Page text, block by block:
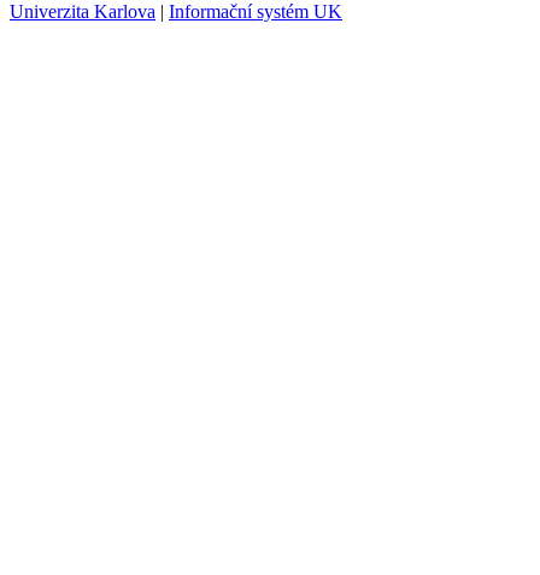
Univerzita Karlova | Informační systém UK